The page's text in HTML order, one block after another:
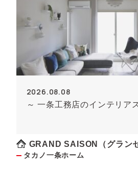
2026.08.08
～ 一条工務店のインテリア
GRAND SAISON（グラン
タカノ一条ホーム